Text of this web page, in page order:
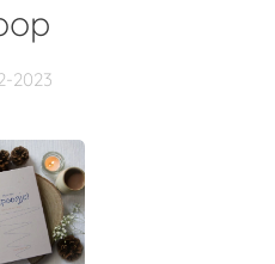
2023